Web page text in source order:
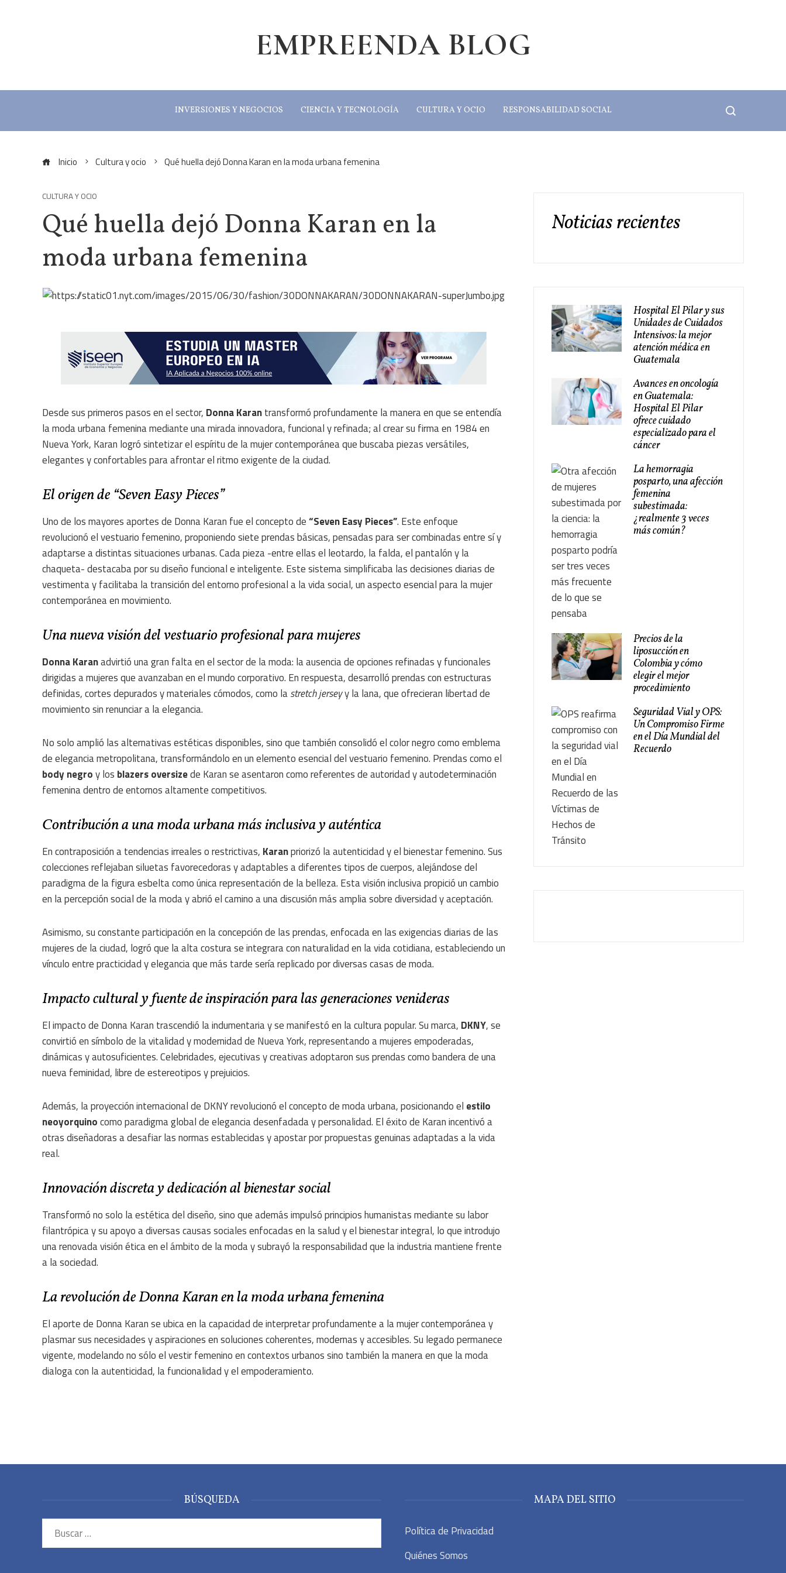
EMPREENDA BLOG
INVERSIONES Y NEGOCIOS CIENCIA Y TECNOLOGÍA CULTURA Y OCIO RESPONSABILIDAD SOCIAL
Inicio Cultura y ocio Qué huella dejó Donna Karan en la moda urbana femenina
CULTURA Y OCIO
Qué huella dejó Donna Karan en la
moda urbana femenina
Desde sus primeros pasos en el sector, Donna Karantransformó profundamente la manera en que se entendía
la moda urbana femenina mediante una mirada innovadora, funcional y refinada; al crear su firma en 1984 en
Nueva York, Karan logró sintetizar el espíritu de la mujer contemporánea que buscaba piezas versátiles,
elegantes y confortables para afrontar el ritmo exigente de la ciudad.
El origen de “Seven Easy Pieces”
Uno de los mayores aportes de Donna Karan fue el concepto de“Seven Easy Pieces”. Este enfoque
revolucionó el vestuario femenino, proponiendo siete prendas básicas, pensadas para ser combinadas entre sí y
adaptarse a distintas situaciones urbanas. Cada pieza -entre ellas el leotardo, la falda, el pantalón y la
chaqueta- destacaba por su diseño funcional e inteligente. Este sistema simplificaba las decisiones diarias de
vestimenta y facilitaba la transición del entorno profesional a la vida social, un aspecto esencial para la mujer
contemporánea en movimiento.
Una nueva visión del vestuario profesional para mujeres
Donna Karanadvirtió una gran falta en el sector de la moda: la ausencia de opciones refinadas y funcionales
dirigidas a mujeres que avanzaban en el mundo corporativo. En respuesta, desarrolló prendas con estructuras
definidas, cortes depurados y materiales cómodos, como lastretch jerseyy la lana, que ofrecieran libertad de
movimiento sin renunciar a la elegancia.
No solo amplió las alternativas estéticas disponibles, sino que también consolidó el color negro como emblema
de elegancia metropolitana, transformándolo en un elemento esencial del vestuario femenino. Prendas como el
body negroy los blazers oversizede Karan se asentaron como referentes de autoridad y autodeterminación
femenina dentro de entornos altamente competitivos.
Contribución a una moda urbana más inclusiva y auténtica
En contraposición a tendencias irreales o restrictivas, Karanpriorizó la autenticidad y el bienestar femenino. Sus
colecciones reflejaban siluetas favorecedoras y adaptables a diferentes tipos de cuerpos, alejándose del
paradigma de la figura esbelta como única representación de la belleza. Esta visión inclusiva propició un cambio
en la percepción social de la moda y abrió el camino a una discusión más amplia sobre diversidad y aceptación.
Asimismo, su constante participación en la concepción de las prendas, enfocada en las exigencias diarias de las
mujeres de la ciudad, logró que la alta costura se integrara con naturalidad en la vida cotidiana, estableciendo un
vínculo entre practicidad y elegancia que más tarde sería replicado por diversas casas de moda.
Impacto cultural y fuente de inspiración para las generaciones venideras
El impacto de Donna Karan trascendió la indumentaria y se manifestó en la cultura popular. Su marca, DKNY, se
convirtió en símbolo de la vitalidad y modernidad de Nueva York, representando a mujeres empoderadas,
dinámicas y autosuficientes. Celebridades, ejecutivas y creativas adoptaron sus prendas como bandera de una
nueva feminidad, libre de estereotipos y prejuicios.
Además, la proyección internacional de DKNY revolucionó el concepto de moda urbana, posicionando el estilo
neoyorquinocomo paradigma global de elegancia desenfadada y personalidad. El éxito de Karan incentivó a
otras diseñadoras a desafiar las normas establecidas y apostar por propuestas genuinas adaptadas a la vida
real.
Innovación discreta y dedicación al bienestar social
Transformó no solo la estética del diseño, sino que además impulsó principios humanistas mediante su labor
filantrópica y su apoyo a diversas causas sociales enfocadas en la salud y el bienestar integral, lo que introdujo
una renovada visión ética en el ámbito de la moda y subrayó la responsabilidad que la industria mantiene frente
a la sociedad.
La revolución de Donna Karan en la moda urbana femenina
El aporte de Donna Karan se ubica en la capacidad de interpretar profundamente a la mujer contemporánea y
plasmar sus necesidades y aspiraciones en soluciones coherentes, modernas y accesibles. Su legado permanece
vigente, modelando no sólo el vestir femenino en contextos urbanos sino también la manera en que la moda
dialoga con la autenticidad, la funcionalidad y el empoderamiento.
Noticias recientes
Hospital El Pilar y sus
Unidades de Cuidados
Intensivos: la mejor
atención médica en
Guatemala
Avances en oncología
en Guatemala:
Hospital El Pilar
ofrece cuidado
especializado para el
cáncer
La hemorragia
posparto, una afección
femenina
subestimada:
¿realmente 3 veces
más común?
Precios de la
liposucción en
Colombia y cómo
elegir el mejor
procedimiento
Seguridad Vial y OPS:
Un Compromiso Firme
en el Día Mundial del
Recuerdo
BÚSQUEDA
Buscar:
MAPA DEL SITIO
Política de Privacidad
Quiénes Somos